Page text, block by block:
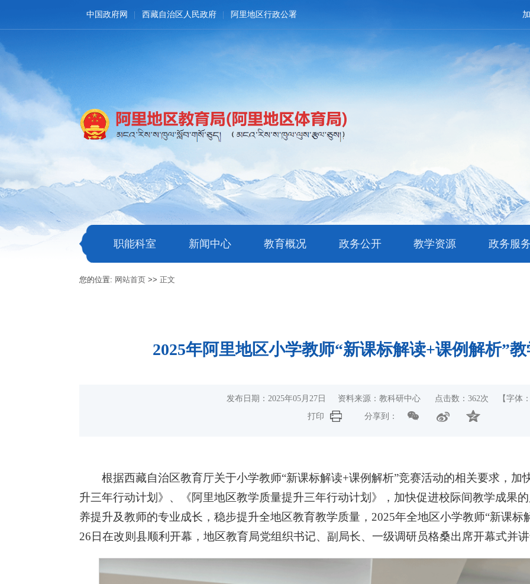
中国政府网 西藏自治区人民政府 阿里地区行政公署
职能科室 新闻中心 教育概况 政务公开 教学资源 政务服
您的位置: 网站首页 >>正文
2025年阿里地区小学教师“新课标解读+课例解析”
发布日期：2025年05月27日 资料来源：教科研中心 点击数： 362次
【字体
打印
分享到：
根据西藏自治区教育厅关于小学教师“新课标解读+课例解析”竞赛活动的相关要求，加
升三年行动计划》、《阿里地区教学质量提升三年行动计划》，加快促进校际间教学成果
养提升及教师的专业成长，稳步提升全地区教育教学质量，2025年全地区小学教师“新课标
26日在改则县顺利开幕，地区教育局党组织书记、副局长、一级调研员格桑出席开幕式并